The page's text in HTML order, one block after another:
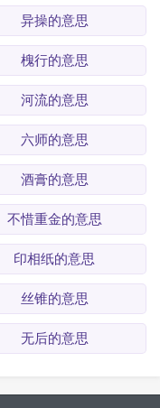
异操的意思
槐行的意思
河流的意思
六师的意思
酒膏的意思
不惜重金的意思
印相纸的意思
丝锥的意思
无后的意思